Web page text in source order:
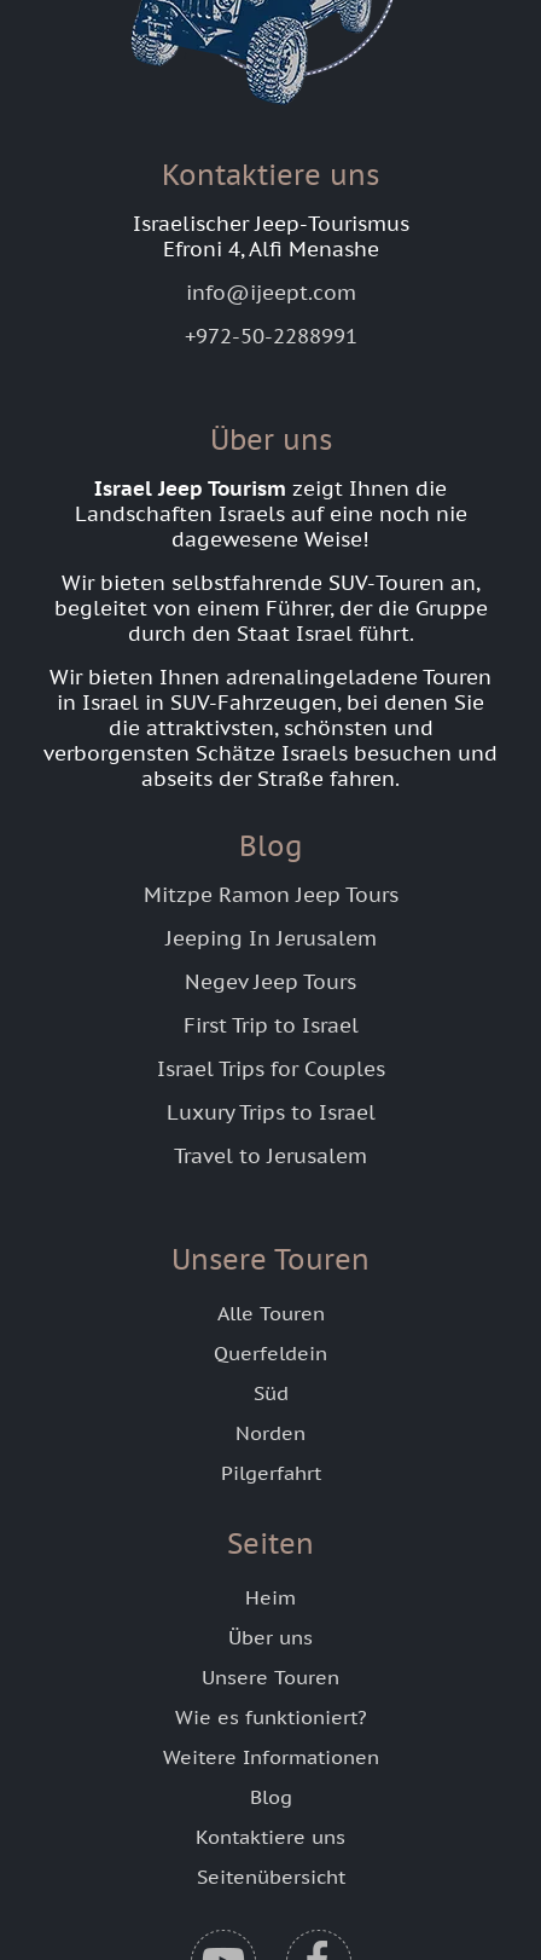
Kontaktiere uns
Israelischer Jeep-Tourismus
Efroni 4, Alfi Menashe
info@ijeept.com
+972-50-2288991
Über uns
Israel Jeep Tourism zeigt Ihnen die
Landschaften Israels auf eine noch nie
dagewesene Weise!
Wir bieten selbstfahrende SUV-Touren an,
begleitet von einem Führer, der die Gruppe
durch den Staat Israel führt.
Wir bieten Ihnen adrenalingeladene Touren
in Israel in SUV-Fahrzeugen, bei denen Sie
die attraktivsten, schönsten und
verborgensten Schätze Israels besuchen und
abseits der Straße fahren.
Blog
Mitzpe Ramon Jeep Tours
Jeeping In Jerusalem
Negev Jeep Tours
First Trip to Israel
Israel Trips for Couples
Luxury Trips to Israel
Travel to Jerusalem
Unsere Touren
Alle Touren
Querfeldein
Süd
Norden
Pilgerfahrt
Seiten
Heim
Über uns
Unsere Touren
Wie es funktioniert?
Weitere Informationen
Blog
Kontaktiere uns
Seitenübersicht